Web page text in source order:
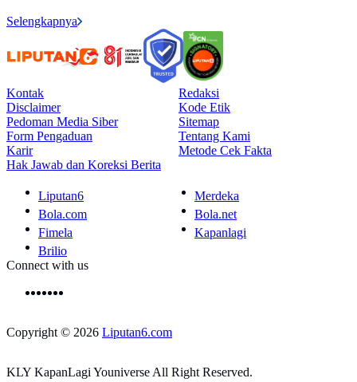
Selengkapnya
Kontak
Redaksi
Disclaimer
Kode Etik
Pedoman Media Siber
Sitemap
Form Pengaduan
Tentang Kami
Karir
Metode Cek Fakta
Hak Jawab dan Koreksi Berita
Liputan6
Merdeka
Bola.com
Bola.net
Fimela
Kapanlagi
Brilio
Connect with us
Copyright © 2026 Liputan6.com
KLY KapanLagi Youniverse All Right Reserved.